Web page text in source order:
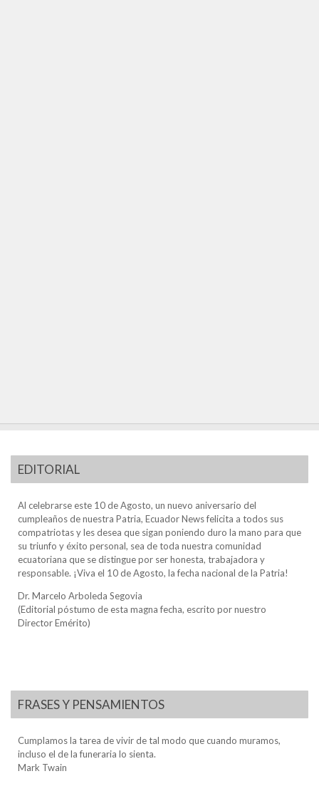
EDITORIAL
Al celebrarse este 10 de Agosto, un nuevo aniversario del
cumpleaños de nuestra Patria, Ecuador News felicita a todos sus
compatriotas y les desea que sigan poniendo duro la mano para que
su triunfo y éxito personal, sea de toda nuestra comunidad
ecuatoriana que se distingue por ser honesta, trabajadora y
responsable. ¡Viva el 10 de Agosto, la fecha nacional de la Patria!
Dr. Marcelo Arboleda Segovia
(Editorial póstumo de esta magna fecha, escrito por nuestro
Director Emérito)
FRASES Y PENSAMIENTOS
Cumplamos la tarea de vivir de tal modo que cuando muramos,
incluso el de la funeraria lo sienta.
Mark Twain